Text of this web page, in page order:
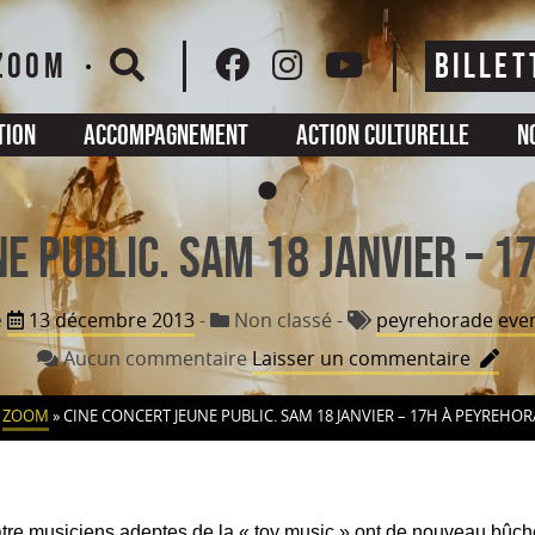
Accompagnement Action culturelle
PUBLIC. SAM 18 JANVIER –
13 décembre 2013- Non classé -
peyrehorade
Aucun commentaireLaisser un commentairesur
CINE
JEUNE
18
ZOOM »CINE CONCERT JEUNE PUBLIC. SAM 18 JANVIER – 17H À